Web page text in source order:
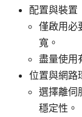
配置與裝置
僅啟用必
寬。
盡量使用
位置與網路
選擇離伺
穩定性。